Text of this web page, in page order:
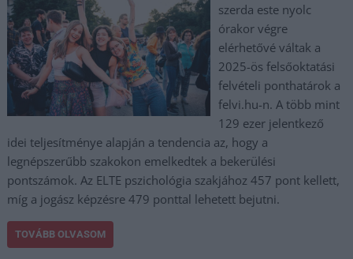
szerda este nyolc
órakor végre
elérhetővé váltak a
2025-ös felsőoktatási
felvételi ponthatárok a
felvi.hu-n. A több mint
129 ezer jelentkező
idei teljesítménye alapján a tendencia az, hogy a
legnépszerűbb szakokon emelkedtek a bekerülési
pontszámok. Az ELTE pszichológia szakjához 457 pont kellett,
míg a jogász képzésre 479 ponttal lehetett bejutni.
TOVÁBB OLVASOM